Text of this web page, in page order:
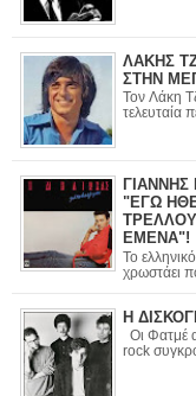
ΛΑΚΗΣ
ΣΤΗΝ
Τον Λάκη Τζορντανέλλι τον
τελευταία
"ΕΓΩ
ΤΡΕΛΛΟΥΣ ΣΑΝ
ΕΜΕΝΑ"!
Το
χρωστάει
Η
Οι Φατμέ
rock